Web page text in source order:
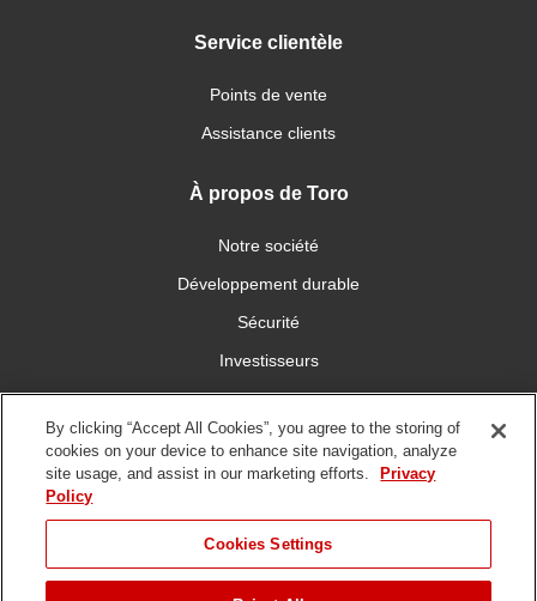
Service clientèle
Points de vente
Assistance clients
À propos de Toro
Notre société
Développement durable
Sécurité
Investisseurs
Carrières
Connectez-vous avec nous
By clicking “Accept All Cookies”, you agree to the storing of
cookies on your device to enhance site navigation, analyze
site usage, and assist in our marketing efforts.
Privacy
Policy
Cookies Settings